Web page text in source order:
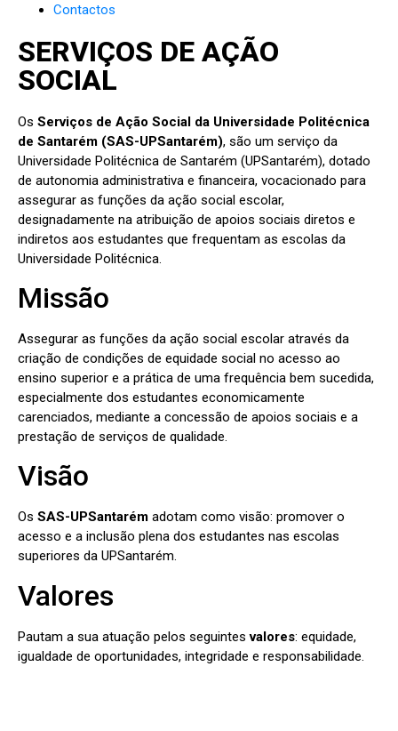
Contactos
SERVIÇOS DE AÇÃO
SOCIAL
Os Serviços de Ação Social da Universidade Politécnica
de Santarém (SAS-UPSantarém), são um serviço da
Universidade Politécnica de Santarém (UPSantarém), dotado
de autonomia administrativa e financeira, vocacionado para
assegurar as funções da ação social escolar,
designadamente na atribuição de apoios sociais diretos e
indiretos aos estudantes que frequentam as escolas da
Universidade Politécnica.
Missão
Assegurar as funções da ação social escolar através da
criação de condições de equidade social no acesso ao
ensino superior e a prática de uma frequência bem sucedida,
especialmente dos estudantes economicamente
carenciados, mediante a concessão de apoios sociais e a
prestação de serviços de qualidade.
Visão
Os SAS-UPSantarém adotam como visão: promover o
acesso e a inclusão plena dos estudantes nas escolas
superiores da UPSantarém.
Valores
Pautam a sua atuação pelos seguintesvalores: equidade,
igualdade de oportunidades, integridade e responsabilidade.